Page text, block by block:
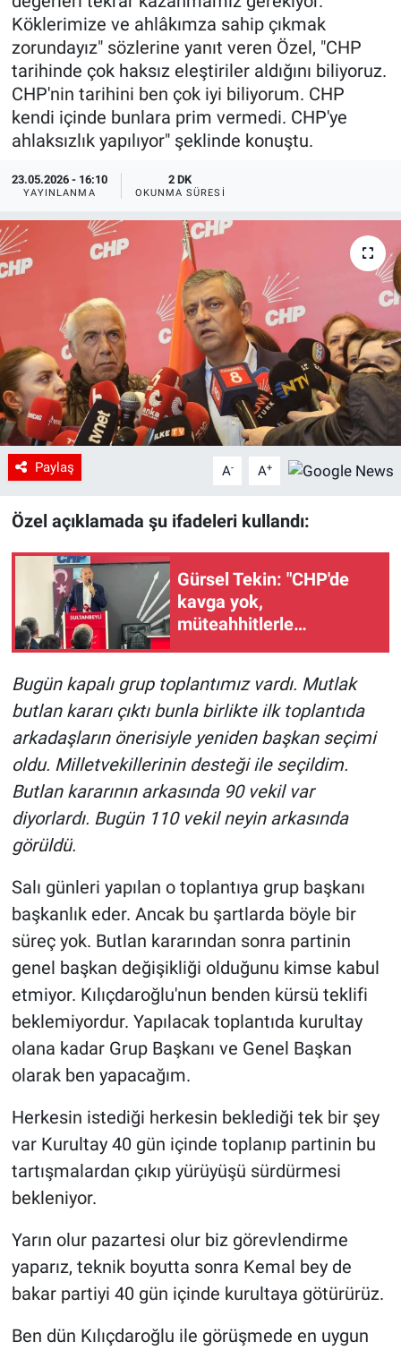
Köklerimize ve ahlâkımza sahip çıkmak
zorundayız" sözlerine yanıt veren Özel, "CHP
tarihinde çok haksız eleştiriler aldığını biliyoruz.
CHP'nin tarihini ben çok iyi biliyorum. CHP
kendi içinde bunlara prim vermedi. CHP'ye
ahlaksızlık yapılıyor" şeklinde konuştu.
23.05.2026 - 16:10
YAYINLANMA
2 DK
OKUNMA SÜRESI
Paylaş A- A+
Özel açıklamada şu ifadeleri kullandı:
Gürsel Tekin: "CHP'de
kavga yok,
müteahhitlerle
Bugün kapalı grup toplantımız vardı. Mutlak
butlan kararı çıktı bunla birlikte ilk toplantıda
arkadaşların önerisiyle yeniden başkan seçimi
oldu. Milletvekillerinin desteği ile seçildim.
Butlan kararının arkasında 90 vekil var
diyorlardı. Bugün 110 vekil neyin arkasında
görüldü.
Salı günleri yapılan o toplantıya grup başkanı
başkanlık eder. Ancak bu şartlarda böyle bir
süreç yok. Butlan kararından sonra partinin
genel başkan değişikliği olduğunu kimse kabul
etmiyor. Kılıçdaroğlu'nun benden kürsü teklifi
beklemiyordur. Yapılacak toplantıda kurultay
olana kadar Grup Başkanı ve Genel Başkan
olarak ben yapacağım.
Herkesin istediği herkesin beklediği tek bir şey
var Kurultay 40 gün içinde toplanıp partinin bu
tartışmalardan çıkıp yürüyüşü sürdürmesi
bekleniyor.
Yarın olur pazartesi olur biz görevlendirme
yaparız, teknik boyutta sonra Kemal bey de
bakar partiyi 40 gün içinde kurultaya götürürüz.
Ben dün Kılıçdaroğlu ile görüşmede en uygun